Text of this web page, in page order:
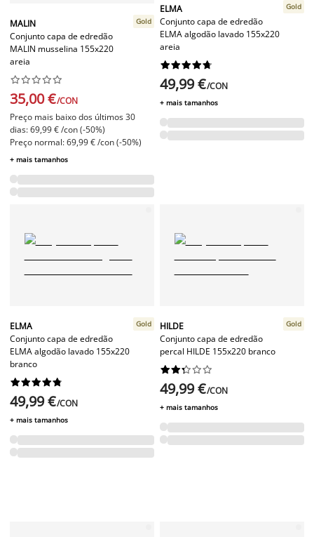
MALIN
Conjunto capa de edredão
MALIN musselina 155x220
areia
Gold






35,00 €/CON
Preço mais baixo dos últimos 30
dias: 69,99 € /con (-50%)
Preço normal: 69,99 € /con (-50%)
+ mais tamanhos
ELMA
Conjunto capa de edredão
ELMA algodão lavado 155x220
areia
Gold






49,99 €/CON
+ mais tamanhos
ELMA
Conjunto capa de edredão
ELMA algodão lavado 155x220
branco
Gold






49,99 €/CON
+ mais tamanhos
HILDE
Conjunto capa de edredão
percal HILDE 155x220 branco
Gold






49,99 €/CON
+ mais tamanhos